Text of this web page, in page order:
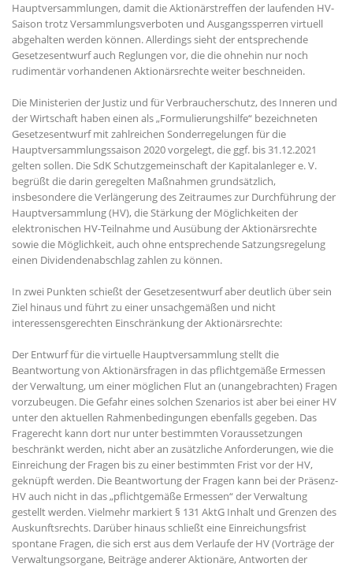
Hauptversammlungen, damit die Aktionärstreffen der laufenden HV-
Saison trotz Versammlungsverboten und Ausgangssperren virtuell
abgehalten werden können. Allerdings sieht der entsprechende
Gesetzesentwurf auch Reglungen vor, die die ohnehin nur noch
rudimentär vorhandenen Aktionärsrechte weiter beschneiden.
Die Ministerien der Justiz und für Verbraucherschutz, des Inneren und
der Wirtschaft haben einen als „Formulierungshilfe“ bezeichneten
Gesetzesentwurf mit zahlreichen Sonderregelungen für die
Hauptversammlungssaison 2020 vorgelegt, die ggf. bis 31.12.2021
gelten sollen. Die SdK Schutzgemeinschaft der Kapitalanleger e. V.
begrüßt die darin geregelten Maßnahmen grundsätzlich,
insbesondere die Verlängerung des Zeitraumes zur Durchführung der
Hauptversammlung (HV), die Stärkung der Möglichkeiten der
elektronischen HV-Teilnahme und Ausübung der Aktionärsrechte
sowie die Möglichkeit, auch ohne entsprechende Satzungsregelung
einen Dividendenabschlag zahlen zu können.
In zwei Punkten schießt der Gesetzesentwurf aber deutlich über sein
Ziel hinaus und führt zu einer unsachgemäßen und nicht
interessensgerechten Einschränkung der Aktionärsrechte:
Der Entwurf für die virtuelle Hauptversammlung stellt die
Beantwortung von Aktionärsfragen in das pflichtgemäße Ermessen
der Verwaltung, um einer möglichen Flut an (unangebrachten) Fragen
vorzubeugen. Die Gefahr eines solchen Szenarios ist aber bei einer HV
unter den aktuellen Rahmenbedingungen ebenfalls gegeben. Das
Fragerecht kann dort nur unter bestimmten Voraussetzungen
beschränkt werden, nicht aber an zusätzliche Anforderungen, wie die
Einreichung der Fragen bis zu einer bestimmten Frist vor der HV,
geknüpft werden. Die Beantwortung der Fragen kann bei der Präsenz-
HV auch nicht in das „pflichtgemäße Ermessen“ der Verwaltung
gestellt werden. Vielmehr markiert § 131 AktG Inhalt und Grenzen des
Auskunftsrechts. Darüber hinaus schließt eine Einreichungsfrist
spontane Fragen, die sich erst aus dem Verlaufe der HV (Vorträge der
Verwaltungsorgane, Beiträge anderer Aktionäre, Antworten der